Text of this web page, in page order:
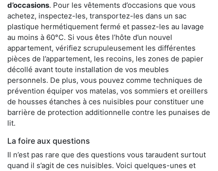
d’occasions. Pour les vêtements d’occasions que vous
achetez, inspectez-les, transportez-les dans un sac
plastique hermétiquement fermé et passez-les au lavage
au moins à 60°C. Si vous êtes l’hôte d’un nouvel
appartement, vérifiez scrupuleusement les différentes
pièces de l’appartement, les recoins, les zones de papier
décollé avant toute installation de vos meubles
personnels. De plus, vous pouvez comme techniques de
prévention équiper vos matelas, vos sommiers et oreillers
de housses étanches à ces nuisibles pour constituer une
barrière de protection additionnelle contre les punaises de
lit.
La foire aux questions
Il n’est pas rare que des questions vous taraudent surtout
quand il s’agit de ces nuisibles. Voici quelques-unes et